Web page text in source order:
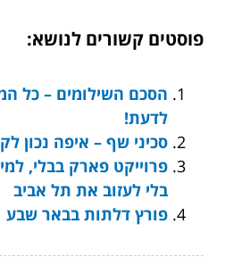
פוסטים קשורים לנושא:
הסכם השילומים – כל
לדעת!
סכיני שף – איפה נכון
פרוייקט פארק בבלי,
בלי לעזוב את תל אביב
פורץ דלתות בבאר שבע